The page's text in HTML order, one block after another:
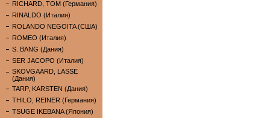
RICHARD, TOM (Германия)
RINALDO (Италия)
ROLANDO NEGOITA (США)
ROMEO (Италия)
S. BANG (Дания)
SER JACOPO (Италия)
SKOVGAARD, LASSE
(Дания)
TARP, KARSTEN (Дания)
THILO, REINER (Германия)
TSUGE IKEBANA (Япония)